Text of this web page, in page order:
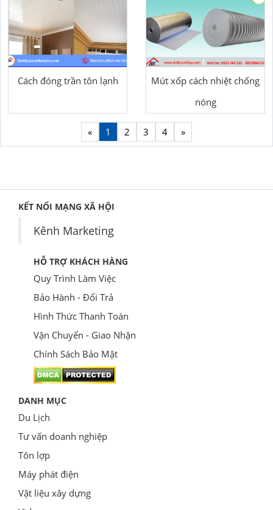
Cách đóng trần tôn lạnh
Mút xốp cách nhiệt chống
nóng
« 1 2 3 4 »
KẾT NỐI MẠNG XÃ HỘI
Kênh Marketing
HỖ TRỢ KHÁCH HÀNG
Quy Trình Làm Việc
Bảo Hành - Đổi Trả
Hình Thức Thanh Toán
Vận Chuyển - Giao Nhận
Chính Sách Bảo Mật
DANH MỤC
Du Lịch
Tư vấn doanh nghiệp
Tôn lợp
Máy phát điện
Vật liệu xây dựng